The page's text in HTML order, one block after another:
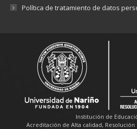
Política de tratamiento de datos
Institución de
Acreditación de Alta calidad, Resolución